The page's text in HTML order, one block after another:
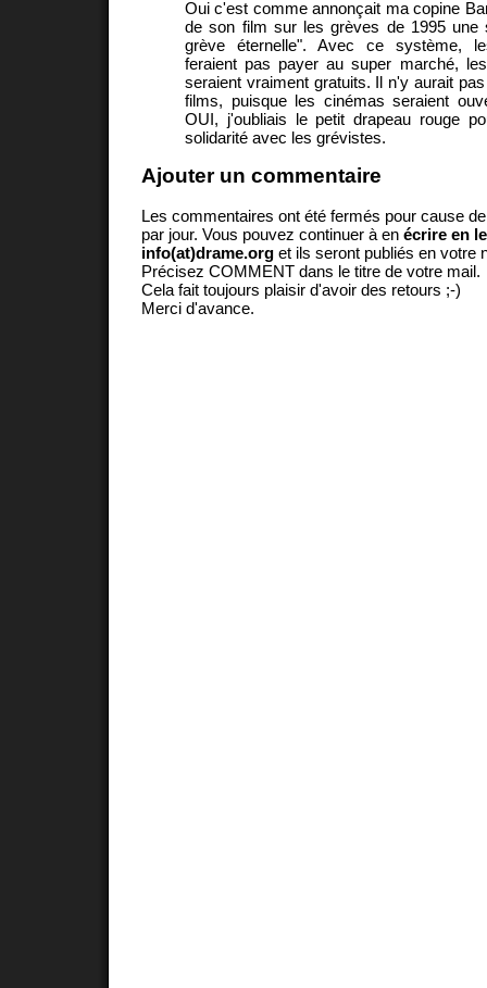
Oui c'est comme annonçait ma copine
de son film sur les grèves de 1995 une
grève éternelle". Avec ce système,
feraient pas payer au super marché,
seraient vraiment gratuits. Il n'y aurait
films, puisque les cinémas seraient
OUI, j'oubliais le petit drapeau rouge
solidarité avec les grévistes.
Ajouter un commentaire
Les commentaires ont été fermés pour cause
par jour. Vous pouvez continuer à en écrire en
info(at)drame.org et ils seront publiés en votre
Précisez COMMENT dans le titre de votre mail.
Cela fait toujours plaisir d'avoir des retours ;-)
Merci d'avance.